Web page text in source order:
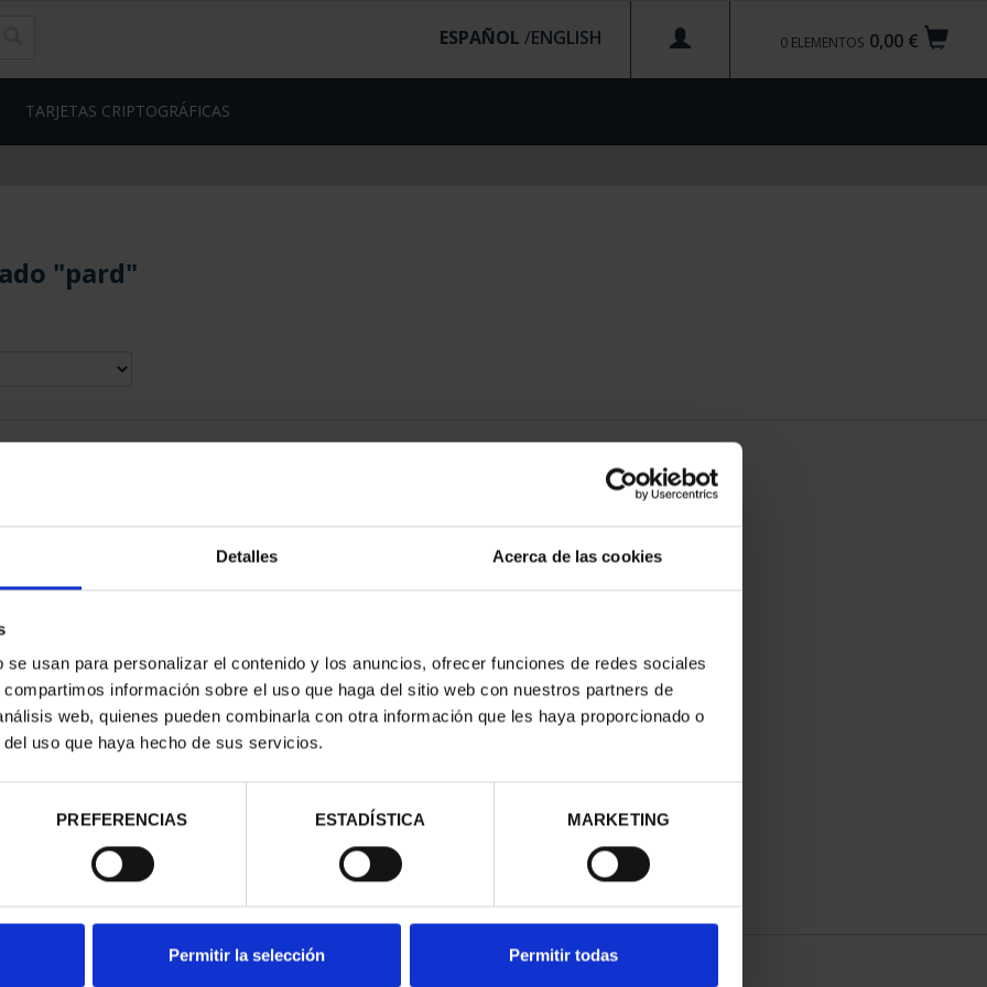
Detalles Acerca de las cookies
usan para personalizar el contenido y los anuncios, ofrecer funciones de redes sociales
información sobre el uso que haga del sitio web con nuestros partners de
web, quienes pueden combinarla con otra información que les haya proporcionado o
uso que haya hecho de sus servicios.
PREFERENCIAS ESTADÍSTICA MARKETING
Permitir la selección Permitir todas
0,00 €
0 ELEMENTOS
ESPAÑOL /
TARJETAS CRIPTOGRÁFICAS
"pard"
I -
CAPITALES DE PROVINCIA